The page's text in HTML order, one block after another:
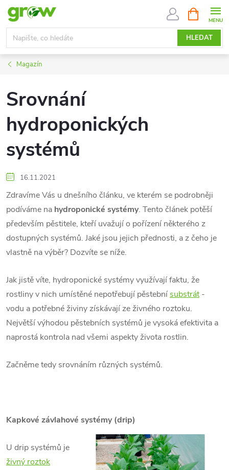
Přejít
obsah
HLEDAT
NÁKUPNÍ
KOŠÍK
Magazín
Srovnání
hydroponických
systémů
16.11.2021
Zdravíme Vás u dnešního článku, ve kterém se podrobněji
podíváme na hydroponické systémy. Tento článek potěší
především pěstitele, kteří uvažují o pořízení některého z
dostupných systémů. Jaké jsou jejich přednosti, a z čeho je
vlastně na výběr? Dozvíte se níže.
Jak jistě víte, hydroponické systémy využívají faktu, že
rostliny v nich umístěné nepotřebují pěstební substrát-
vodu a potřebné živiny získávají ze živného roztoku.
Největší výhodou pěstebních systémů je vysoká efektivita a
naprostá kontrola nad všemi aspekty života rostlin.
Začněme tedy srovnáním různých systémů.
Kapkové závlahové systémy (drip)
U drip systémů je
živný roztok